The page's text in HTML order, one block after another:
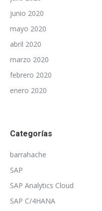
junio 2020
mayo 2020
abril 2020
marzo 2020
febrero 2020
enero 2020
Categorías
barrahache
SAP
SAP Analytics Cloud
SAP C/4HANA